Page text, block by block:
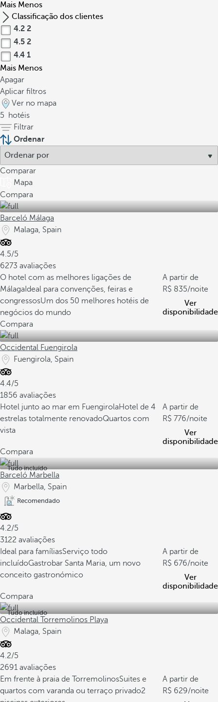
Mais Menos
Classificação dos clientes
4.2 2
4.5 2
4.4 1
Mais Menos
Apagar
Aplicar filtros
Ver no mapa
5
hotéis
Filtrar
Ordenar
Comparar
Mapa
Compara
Barceló Málaga
Malaga, Spain
4.5/5
6273 avaliações
O hotel com as melhores ligações de
Málaga Ideal para convenções, feiras e
congressosUm dos 50 melhores hotéis de
negócios do mundo
A partir de
835/noite
Ver
disponibilidade
Compara
Occidental Fuengirola
Fuengirola, Spain
4.4/5
1856 avaliações
Hotel junto ao mar em FuengirolaHotel de 4
estrelas totalmente renovadoQuartos com
vista
A partir de
776/noite
Ver
disponibilidade
Compara
Tudo incluído
Barceló Marbella
Marbella, Spain
Recomendado
4.2/5
3122 avaliações
Ideal para famíliasServiço todo
incluídoGastrobar Santa Maria, um novo
conceito gastronómico
A partir de
676/noite
Ver
disponibilidade
Compara
Tudo incluído
Occidental Torremolinos Playa
Malaga, Spain
4.2/5
2691 avaliações
Em frente à praia de TorremolinosSuites e
quartos com varanda ou terraço privado2
A partir de
629/noite